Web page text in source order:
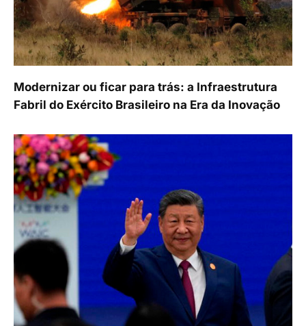
Modernizar ou ficar para trás: a Infraestrutura
Fabril do Exército Brasileiro na Era da Inovação